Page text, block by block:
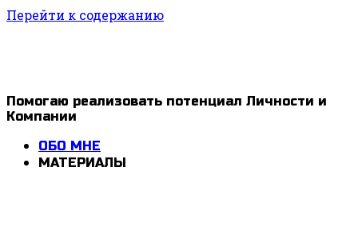
Перейти к содержанию
1ldar
Valiev
Помогаю реализовать потенциал Личности и
Компании
ОБО МНЕ
МАТЕРИАЛЫ